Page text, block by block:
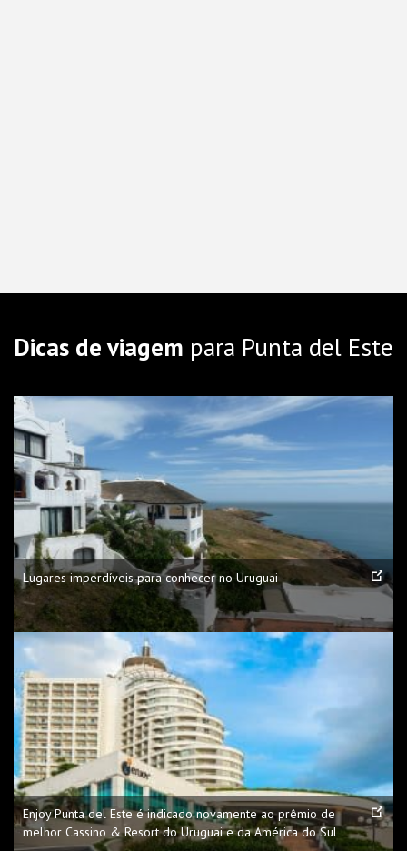
Dicas de viagem para Punta del Este
Lugares imperdíveis para conhecer no Uruguai
Enjoy Punta del Este é indicado novamente ao prêmio de
melhor Cassino & Resort do Uruguai e da América do Sul